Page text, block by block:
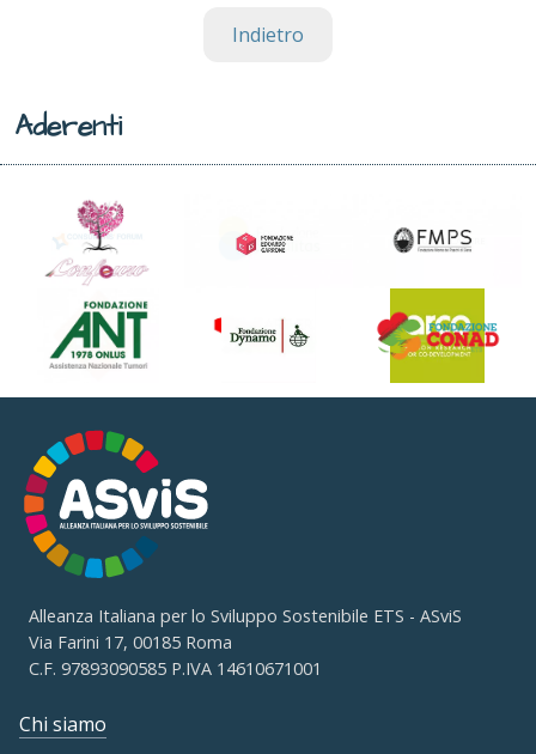
Indietro
Aderenti
Alleanza Italiana per lo Sviluppo Sostenibile ETS - ASviS
Via Farini 17, 00185 Roma
C.F. 97893090585 P.IVA 14610671001
Chi siamo